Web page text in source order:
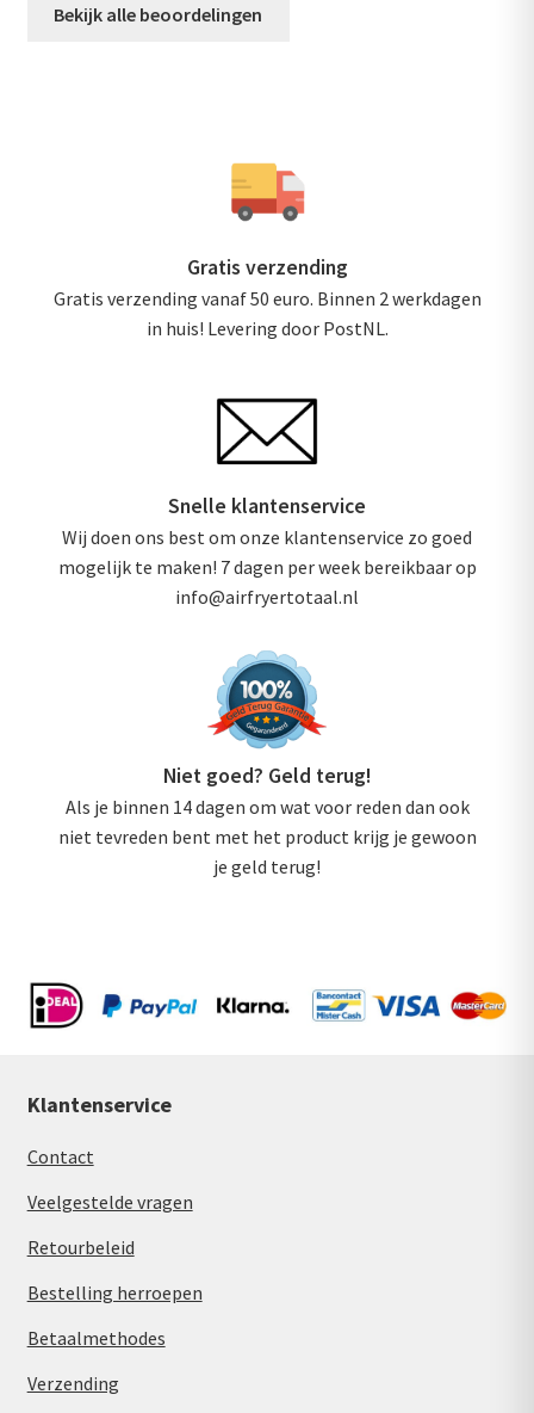
r
Bekijk alle beoordelingen
Gratis verzending
Gratis verzending vanaf 50 euro. Binnen 2 werkdagen
in huis! Levering door PostNL.
Snelle klantenservice
Wij doen ons best om onze klantenservice zo goed
mogelijk te maken! 7 dagen per week bereikbaar op
info@airfryertotaal.nl
Niet goed? Geld terug!
Als je binnen 14 dagen om wat voor reden dan ook
niet tevreden bent met het product krijg je gewoon
je geld terug!
Klantenservice
Contact
Veelgestelde vragen
Retourbeleid
Bestelling herroepen
Betaalmethodes
Verzending